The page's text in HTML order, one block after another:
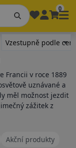
0
Francii v roce 1889
uznávané a
měl možnost jezdit
zážitek z
Akční produkty